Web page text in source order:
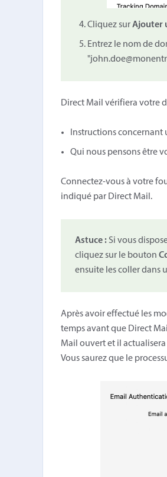
Cliquez surAjouter
Entrez le nom de
Direct Mail vérifiera votre
Instructions
Qui nous pensons être
Connectez-vous à votre
indiqué par Direct Mail.
Astuce :Si vous
cliquez sur le bouton
ensuite les coller dans
Après avoir effectué les
temps avant que Direct
Mail ouvert et il
Vous saurez que le